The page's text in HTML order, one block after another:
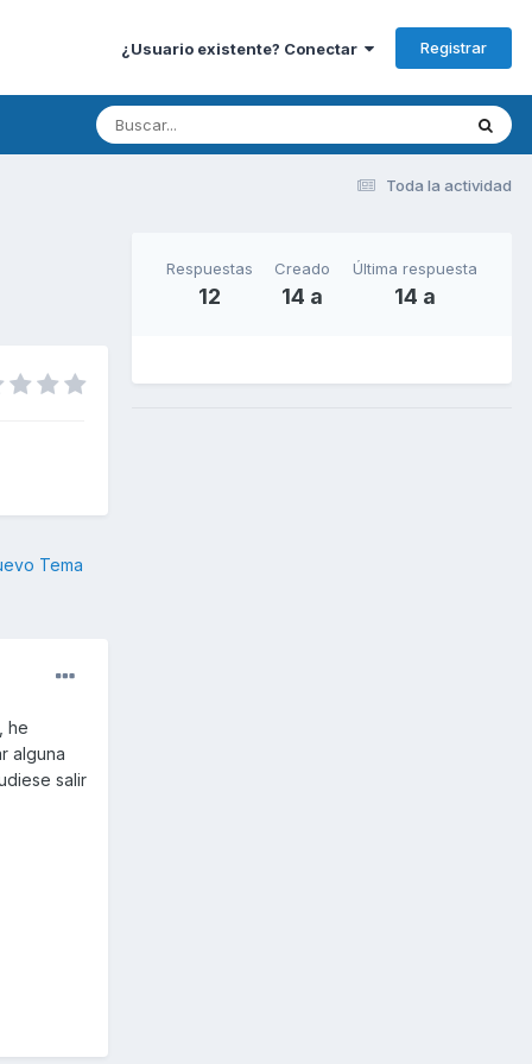
¿Usuario existente? Conectar Registrar
Toda la actividad
Tema
he
alguna
salir
Respuestas
12
Creado
14 a
Última respuesta
14 a